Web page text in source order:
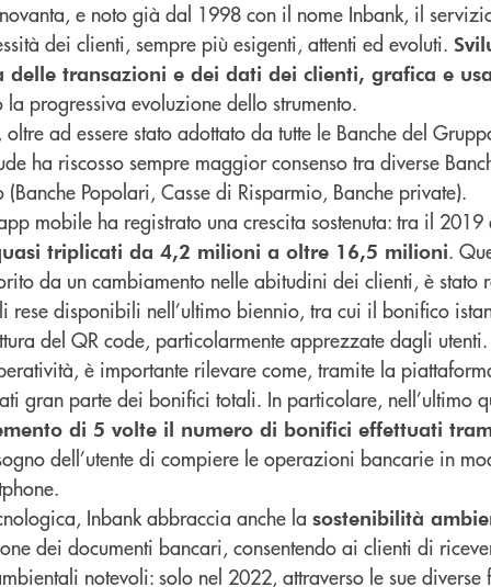
e noto già dal 1998 con il nome Inbank, il
dei clienti, sempre più esigenti, attenti ed evoluti.
delle transazioni e dei dati dei clienti, grafica e
progressiva evoluzione dello strumento.
ad essere stato adottato da tutte le Banche del
ha riscosso sempre maggior consenso tra diverse
Popolari, Casse di Risparmio, Banche private).
mobile ha registrato una crescita sostenuta: tra il
triplicati da 4,2 milioni a oltre 16,5 milioni.
da un cambiamento nelle abitudini dei clienti, è stato
rese disponibili nell’ultimo biennio, tra cui il bonifico
del QR code, particolarmente apprezzate dagli utenti.
è importante rilevare come, tramite la
gran parte dei bonifici totali. In particolare, nell’ultimo
di 5 volte il numero di bonifici effettuati
dell’utente di compiere le operazioni bancarie in
Inbank abbraccia anche la sostenibilità
dei documenti bancari, consentendo ai clienti di
notevoli: solo nel 2022, attraverso le sue diverse